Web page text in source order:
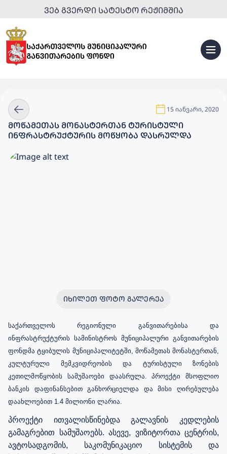
ᲕᲔᲑ ᲒᲕᲔᲠᲓᲘ ᲡᲐᲢᲔᲡᲢᲝ ᲠᲔᲟᲘᲛᲨᲘᲐ
15 იანვარი, 2020
ᲛᲝᲬᲐᲛᲔᲗᲐᲡ ᲛᲝᲜᲐᲡᲢᲔᲠᲗᲐᲜ ᲢᲣᲠᲘᲡᲢᲣᲚᲘ
ᲘᲜᲤᲠᲐᲡᲢᲠᲣᲥᲢᲣᲠᲘᲡ ᲛᲝᲬᲧᲝᲑᲐ ᲓᲐᲡᲠᲣᲚᲓᲐ
ᲘᲮᲘᲚᲔᲗ ᲤᲝᲢᲝ ᲒᲐᲚᲔᲠᲔᲐ
საქართველოს რეგიონული განვითარებისა და
ინფრასტრუქტურის სამინისტროს მუნიციპალური განვითარების
ფონდმა ტყიბულის მუნიციპალიტეტში, მოწამეთას მონასტერთან,
კულტურული მემკვიდრეობის და ტურისტული ზონების
კეთილმოწყობის სამუშაოები დაასრულა. პროექტი მსოფლიო
ბანკის დაფინანსებით განხორციელდა და მისი ღირებულება
დაახლოებით 1.4 მილიონი ლარია.
პროექტი ითვალისწინებდა გალავნის კედლების
გამაგრებით სამუშაოებს. ასევე, ვიზიტორთა ცენტრის,
ავტოსადგომის, საკომუნიკაციო სისტემის და